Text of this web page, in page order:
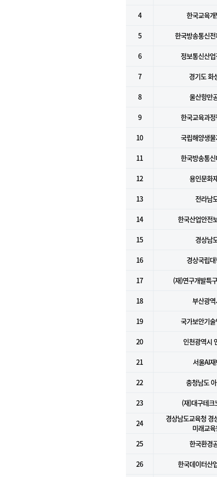
4 한국교육
5 한국방송통신
6 정보통신산
7 경기도 화
8 울산항만
9 한국교육과
10 국립해양생
11 한국방송통
12 용인문화
13 전라남
14 한국산업안전
15 경상남
16 경상국립
17 (재)연구개발특
18 부산광
19 국가보안기
20 인천광역시
21 서울AI재
22 충청남도
23 (재)대구테크
24
경상남도교육청 경
미래교
25
한국환경
26 한국데이터산